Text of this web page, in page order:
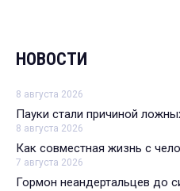
НОВОСТИ
8 августа 2026
Пауки стали причиной
8 августа 2026
Как совместная жизнь с
7 августа 2026
Гормон неандертальцев до